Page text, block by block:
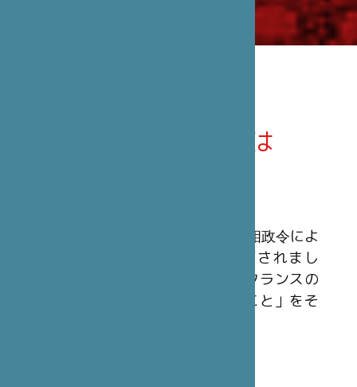
笹川日仏財団とは
笹川日仏財団は、1990年3月23日の首相政令によ
ってフランスの公益法人として認可されまし
た。民間非営利の組織で、「日本とフランスの
間の文化及び友好関係を発展させること」をそ